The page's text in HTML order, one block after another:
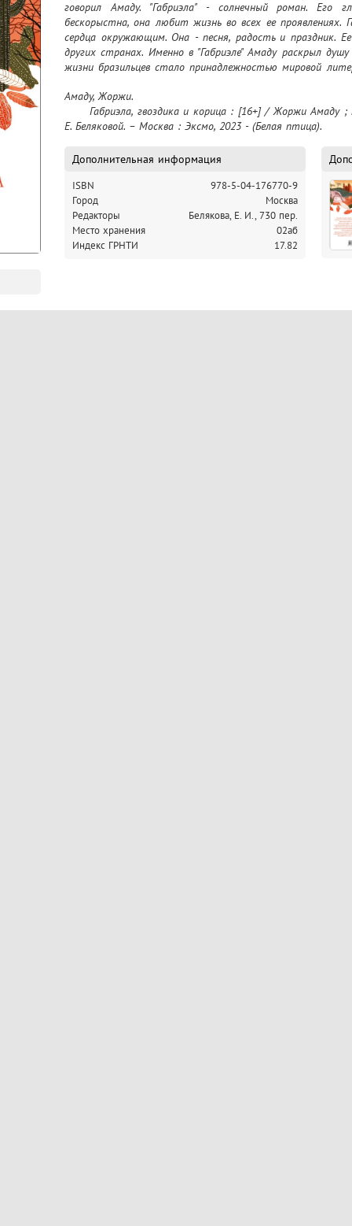
говорил Амаду. "Габриэла" - солнечный роман. Его
бескорыстна, она любит жизнь во всех ее проявлениях.
сердца окружающим. Она - песня, радость и праздник.
других странах. Именно в "Габриэле" Амаду раскрыл
жизни бразильцев стало принадлежностью мировой
Амаду, Жоржи.
	Габриэла, гвоздика и корица : [16+] / Жоржи Амаду ; перевод с португальского [и предисловие]
Е. Беляковой. – Москва : Эксмо, 2023 - (Белая птица).
Дополнительная информация
ISBN
978-5-04-176770-9
Город
Москва
Редакторы
Белякова, Е. И., 730 пер.
Место хранения
02аб
Индекс ГРНТИ
17.82